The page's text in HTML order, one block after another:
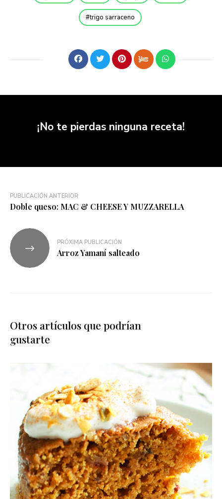
trigo sarraceno
¡No te pierdas ninguna receta!
PUBLICACIÓN ANTERIOR
Doble queso: MAC & CHEESE Y MUZZARELLA
PRÓXIMA PUBLICACIÓN
Arroz Yamaní salteado
Otros artículos que podrían
gustarte